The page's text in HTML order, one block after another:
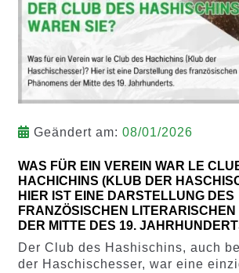
Geändert am: 08/01/2026
WAS FÜR EIN VEREIN WAR LE
HACHICHINS (KLUB DER
HIER IST EINE DARSTELLUNG DES
FRANZÖSISCHEN
DER MITTE DES 19.
Der Club des Hashischins, auch
der Haschischesser, war eine